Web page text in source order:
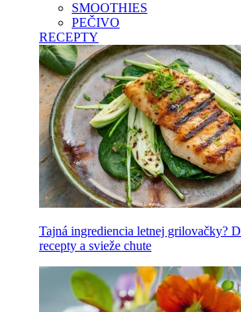
SMOOTHIES
PEČIVO
RECEPTY
Tajná ingrediencia letnej grilovačky?
recepty a svieže chute